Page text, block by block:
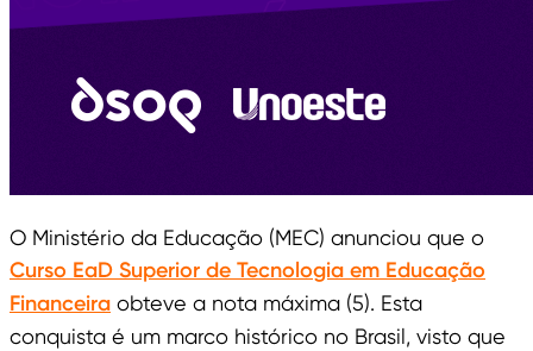
O Ministério da Educação (MEC) anunciou que o
Curso EaD Superior de Tecnologia em Educação
Financeira obteve a nota máxima (5). Esta
conquista é um marco histórico no Brasil, visto que